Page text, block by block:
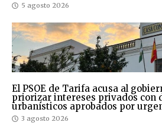
5 agosto 2026
El PSOE de Tarifa acusa al
priorizar intereses privados con
urbanísticos aprobados por
3 agosto 2026